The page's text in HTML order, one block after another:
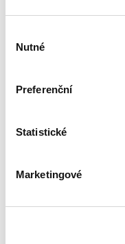
souhlasu
Nutné
Preferenční
Statistické
Marketingové
Libor Dvořák
Komentář k
na informace o